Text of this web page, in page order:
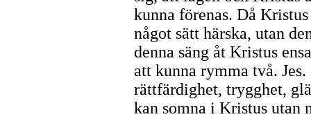
kunna förenas. Då
något sätt härska, utan
denna säng åt Kristus
att kunna rymma två.
rättfärdighet, trygghet,
kan somna i Kristus utan